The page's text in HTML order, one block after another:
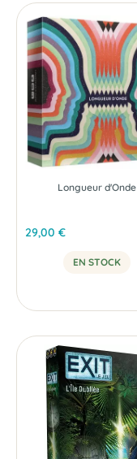
NOUVEAU
Longueur d'Onde
29,00 €
EN STOCK